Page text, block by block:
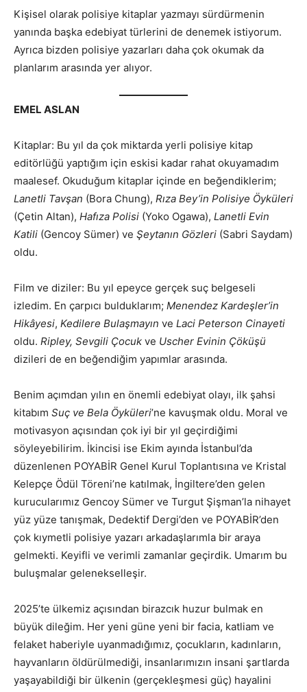
Kişisel olarak polisiye kitaplar yazmayı sürdürmenin
yanında başka edebiyat türlerini de denemek istiyorum.
Ayrıca bizden polisiye yazarları daha çok okumak da
planlarım arasında yer alıyor.
EMEL ASLAN
Kitaplar: Bu yıl da çok miktarda yerli polisiye kitap
editörlüğü yaptığım için eskisi kadar rahat okuyamadım
maalesef. Okuduğum kitaplar içinde en beğendiklerim;
Lanetli Tavşan (Bora Chung), Rıza Bey’in Polisiye Öyküleri
(Çetin Altan), Hafıza Polisi (Yoko Ogawa), Lanetli Evin
Katili (Gencoy Sümer) ve Şeytanın Gözleri (Sabri Saydam)
oldu.
Film ve diziler: Bu yıl epeyce gerçek suç belgeseli
izledim. En çarpıcı bulduklarım; Menendez Kardeşler’in
Hikâyesi, Kedilere Bulaşmayın ve Laci Peterson Cinayeti
oldu. Ripley, Sevgili Çocuk ve Uscher Evinin Çöküşü
dizileri de en beğendiğim yapımlar arasında.
Benim açımdan yılın en önemli edebiyat olayı, ilk şahsi
kitabım Suç ve Bela Öyküleri’ne kavuşmak oldu. Moral ve
motivasyon açısından çok iyi bir yıl geçirdiğimi
söyleyebilirim. İkincisi ise Ekim ayında İstanbul’da
düzenlenen POYABİR Genel Kurul Toplantısına ve Kristal
Kelepçe Ödül Töreni’ne katılmak, İngiltere’den gelen
kurucularımız Gencoy Sümer ve Turgut Şişman’la nihayet
yüz yüze tanışmak, Dedektif Dergi’den ve POYABİR’den
çok kıymetli polisiye yazarı arkadaşlarımla bir araya
gelmekti. Keyifli ve verimli zamanlar geçirdik. Umarım bu
buluşmalar gelenekselleşir.
2025’te ülkemiz açısından birazcık huzur bulmak en
büyük dileğim. Her yeni güne yeni bir facia, katliam ve
felaket haberiyle uyanmadığımız, çocukların, kadınların,
hayvanların öldürülmediği, insanlarımızın insani şartlarda
yaşayabildiği bir ülkenin (gerçekleşmesi güç) hayalini